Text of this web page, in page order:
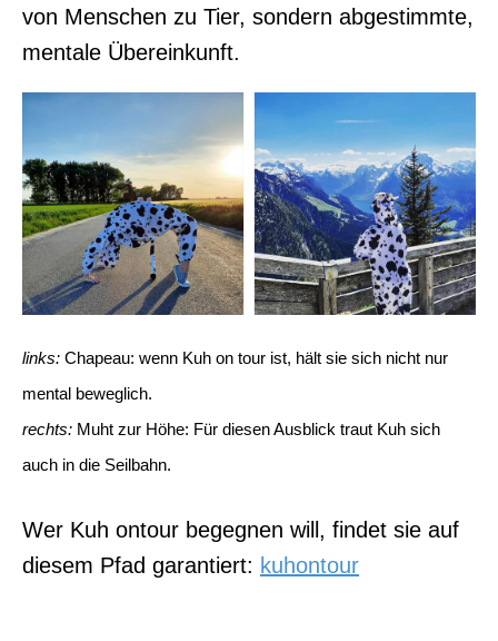
von Menschen zu Tier, sondern abgestimmte,
mentale Übereinkunft.
links: Chapeau: wenn Kuh on tour ist, hält sie sich nicht nur
mental beweglich.
rechts: Muht zur Höhe: Für diesen Ausblick traut Kuh sich
auch in die Seilbahn.
Wer Kuh ontour begegnen will, findet sie auf
diesem Pfad garantiert: kuhontour